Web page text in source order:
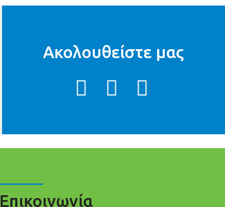
Ακολουθείστε μας
Επικοινωνία